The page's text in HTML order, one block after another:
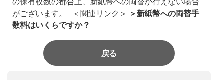
がございます。
＜関連リンク＞ ＞新紙幣への両替手
数料はいくらですか？
戻る